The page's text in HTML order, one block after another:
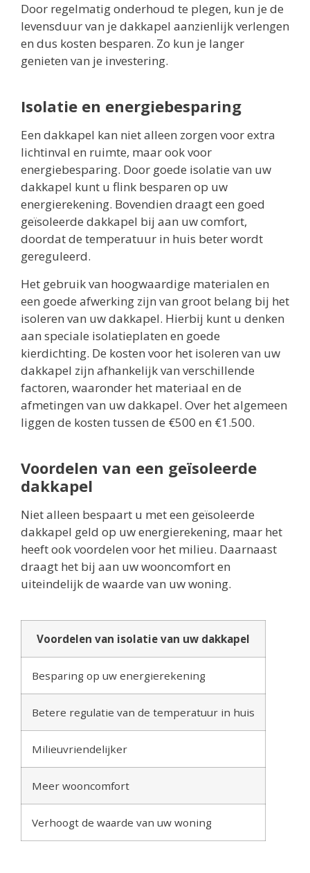
Door regelmatig onderhoud te plegen, kun je de
levensduur van je dakkapel aanzienlijk verlengen
en dus kosten besparen. Zo kun je langer
genieten van je investering.
Isolatie en energiebesparing
Een dakkapel kan niet alleen zorgen voor extra
lichtinval en ruimte, maar ook voor
energiebesparing. Door goede isolatie van uw
dakkapel kunt u flink besparen op uw
energierekening. Bovendien draagt een goed
geïsoleerde dakkapel bij aan uw comfort,
doordat de temperatuur in huis beter wordt
gereguleerd.
Het gebruik van hoogwaardige materialen en
een goede afwerking zijn van groot belang bij het
isoleren van uw dakkapel. Hierbij kunt u denken
aan speciale isolatieplaten en goede
kierdichting. De kosten voor het isoleren van uw
dakkapel zijn afhankelijk van verschillende
factoren, waaronder het materiaal en de
afmetingen van uw dakkapel. Over het algemeen
liggen de kosten tussen de €500 en €1.500.
Voordelen van een geïsoleerde
dakkapel
Niet alleen bespaart u met een geïsoleerde
dakkapel geld op uw energierekening, maar het
heeft ook voordelen voor het milieu. Daarnaast
draagt het bij aan uw wooncomfort en
uiteindelijk de waarde van uw woning.
Voordelen van isolatie van uw dakkapel
Besparing op uw energierekening
Betere regulatie van de temperatuur in huis
Milieuvriendelijker
Meer wooncomfort
Verhoogt de waarde van uw woning